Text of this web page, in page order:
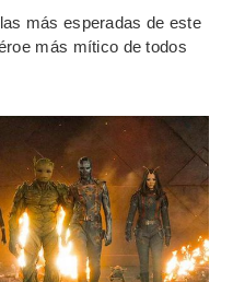
más esperadas de este
más mítico de todos